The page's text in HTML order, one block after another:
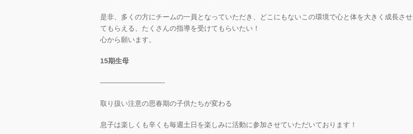
是非、多くの方にチームの一員となっていただき、どこにもないこの環境で心と体を大きく成長させ
てもらえる、たくさんの指導を受けてもらいたい！
心から願います。
15期生母
—————————-
取り扱い注意の思春期の子供たちが変わる
息子は楽しくも辛くも毎週土日を楽しみに活動に参加させていただいております！